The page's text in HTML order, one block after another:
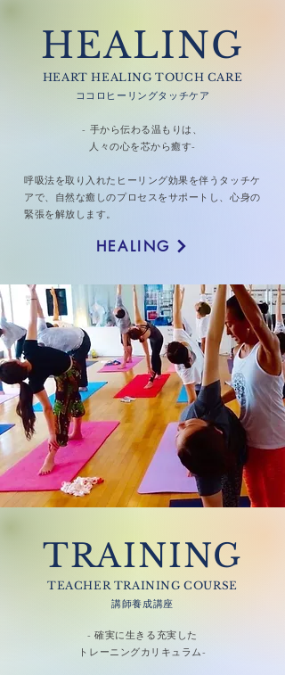
HEALING
HEART HEALING TOUCH CARE​
ココロヒーリングタ ッチケア
- 手から伝わる温もりは、
人々の心を芯から癒す-
呼吸法を取り入れたヒーリング効果を伴うタッチケ
アで、自然な癒しのプロセスをサポートし、心身の
緊張を解放します。
HEALING
TRAINING
TEACHER TRAINING COURSE
​講師養成講座
- 確実に生きる充実した
トレーニングカリキュラム-